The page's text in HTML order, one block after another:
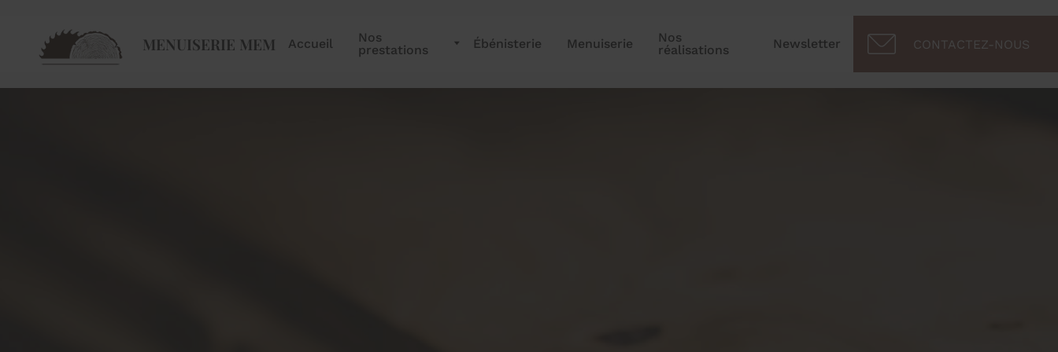
MENUISERIE MEM Accueil
Nos
prestations
Ébénisterie Menuiserie
Nos
réalisations
Newsletter CONTACTEZ-NOUS